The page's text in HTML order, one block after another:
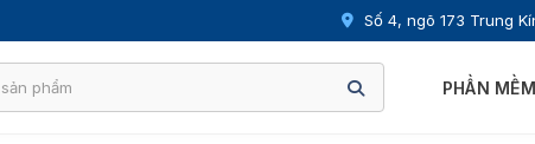
Số 4, ngõ 173 Trung
PHẦN MỀM